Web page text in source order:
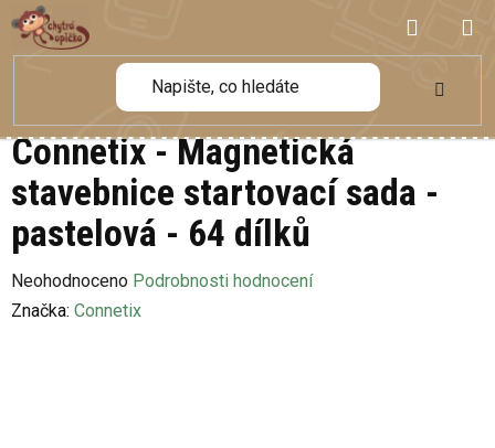
Přejít
na
obsah
KOŠÍK
Connetix - Magnetická
stavebnice startovací sada -
pastelová - 64 dílků
Průměrné
hodnocení
Neohodnoceno Podrobnosti hodnocení
Značka: Connetix